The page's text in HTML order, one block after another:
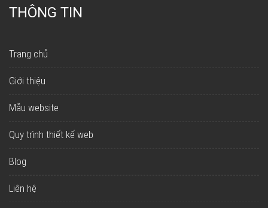
THÔNG TIN
Trang chủ
Giới thiệu
Mẫu website
Quy trình thiết kế web
Blog
Liên hệ